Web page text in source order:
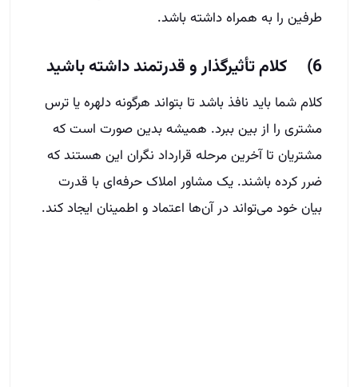
طرفین را به همراه داشته باشد.
6) کلام تأثیرگذار و قدرتمند داشته باشید
کلام شما باید نافذ باشد تا بتواند هرگونه دلهره یا ترس
مشتری را از بین ببرد. همیشه بدین صورت است که
مشتریان تا آخرین مرحله قرارداد نگران این هستند که
ضرر کرده باشند. یک مشاور املاک حرفه‌ای با قدرت
بیان خود می‌تواند در آن‌ها اعتماد و اطمینان ایجاد کند.